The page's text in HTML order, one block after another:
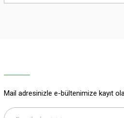
Bu ürüne benzer farklı alternatifler
Mail adresinizle e-bültenimize kayıt